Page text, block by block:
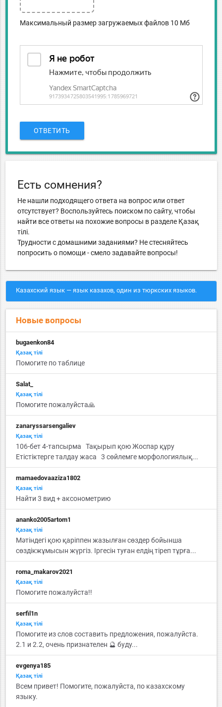
Максимальный размер загружаемых файлов 10 Мб
ОТВЕТИТЬ
Есть сомнения?
Не нашли подходящего ответа на вопрос или ответ
отсутствует? Воспользуйтесь поиском по сайту, чтобы
найти все ответы на похожие вопросы в разделе Қазақ
тiлi.
Трудности с домашними заданиями? Не стесняйтесь
попросить о помощи - смело задавайте вопросы!
Казахский язык — язык казахов, один из тюркских языков.
Новые вопросы
bugaenkon84
Қазақ тiлi
Помогите по таблице
Salat_
Қазақ тiлi
Помогите пожалуйста🙏
zanaryssarsengaliev
Қазақ тiлi
106-бет 4-тапсырма Тақырып қою Жоспар құру
Етістіктерге талдау жаса 3 сөйлемге морфологиялық...
mamaedovaaziza1802
Қазақ тiлi
Найти 3 вид + аксонометрию
ananko2005artom1
Қазақ тiлi
Мәтіндегі қою қаріппен жазылған сөздер бойынша
сөздікжұмысын жүргіз. Іргесін туған елдің тіреп тұрға...
roma_makarov2021
Қазақ тiлi
Помогите пожалуйста!!
serfil1n
Қазақ тiлi
Помогите из слов составить предложения, пожалуйста.
2.1 и 2.2, очень признателен 🔮 буду...
evgenya185
Қазақ тiлi
Всем привет! Помогите, пожалуйста, по казахскому
языку.